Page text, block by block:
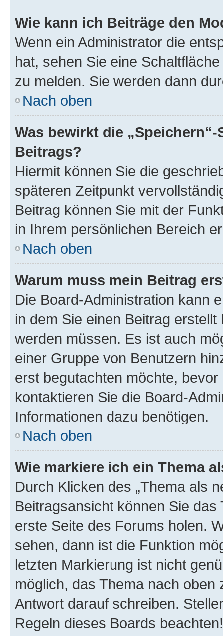
Wie kann ich Beiträge den
Wenn ein Administrator die
hat, sehen Sie eine
zu melden. Sie werden dann
Nach oben
Was bewirkt die
Beitrags?
Hiermit können Sie die
späteren Zeitpunkt
Beitrag können Sie mit der
in Ihrem persönlichen Bereich
Nach oben
Warum muss mein Beitrag
Die Board-Administration kann
in dem Sie einen Beitrag
werden müssen. Es ist auch
einer Gruppe von Benutzern
erst begutachten möchte,
kontaktieren Sie die Board-
Informationen dazu benötigen.
Nach oben
Wie markiere ich ein Thema
Durch Klicken des „Thema als
Beitragsansicht können Sie
erste Seite des Forums holen.
sehen, dann ist die Funktion
letzten Markierung ist nicht
möglich, das Thema nach oben
Antwort darauf schreiben.
Regeln dieses Boards